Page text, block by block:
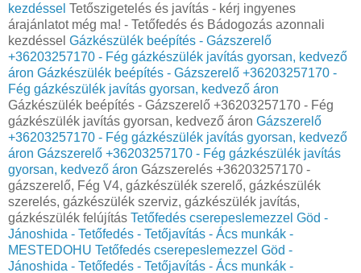
kezdéssel Tetőszigetelés és javítás - kérj ingyenes
árajánlatot még ma! - Tetőfedés és Bádogozás azonnali
kezdéssel Gázkészülék beépítés - Gázszerelő
+36203257170 - Fég gázkészülék javítás gyorsan, kedvező
áron Gázkészülék beépítés - Gázszerelő +36203257170 -
Fég gázkészülék javítás gyorsan, kedvező áron
Gázkészülék beépítés - Gázszerelő +36203257170 - Fég
gázkészülék javítás gyorsan, kedvező áron Gázszerelő
+36203257170 - Fég gázkészülék javítás gyorsan, kedvező
áron Gázszerelő +36203257170 - Fég gázkészülék javítás
gyorsan, kedvező áron Gázszerelés +36203257170 -
gázszerelő, Fég V4, gázkészülék szerelő, gázkészülék
szerelés, gázkészülék szerviz, gázkészülék javítás,
gázkészülék felújítás Tetőfedés cserepeslemezzel Göd -
Jánoshida - Tetőfedés - Tetőjavítás - Ács munkák -
MESTEDOHU Tetőfedés cserepeslemezzel Göd -
Jánoshida - Tetőfedés - Tetőjavítás - Ács munkák -